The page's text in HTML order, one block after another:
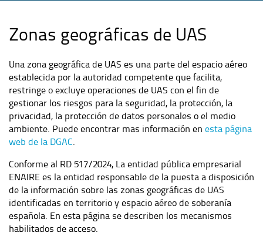
Zonas geográficas de UAS
Una zona geográfica de UAS es una parte del espacio aéreo
establecida por la autoridad competente que facilita,
restringe o excluye operaciones de UAS con el fin de
gestionar los riesgos para la seguridad, la protección, la
privacidad, la protección de datos personales o el medio
ambiente. Puede encontrar mas información en esta página
web de la DGAC.
Conforme al RD 517/2024, La entidad pública empresarial
ENAIRE es la entidad responsable de la puesta a disposición
de la información sobre las zonas geográficas de UAS
identificadas en territorio y espacio aéreo de soberanía
española. En esta página se describen los mecanismos
habilitados de acceso.